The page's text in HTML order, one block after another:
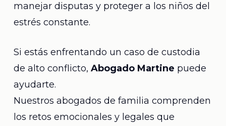
manejar disputas y proteger a los niños del
estrés constante.
Si estás enfrentando un caso de custodia
de alto conflicto, Abogado Martine puede
ayudarte.
Nuestros abogados de familia comprenden
los retos emocionales y legales que